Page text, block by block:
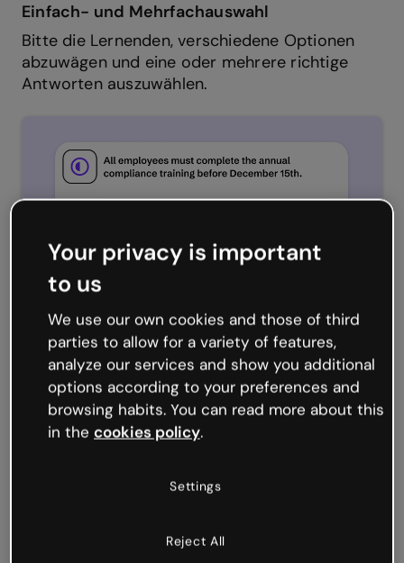
Einfach- und Mehrfachauswahl
Bitte die Lernenden, verschiedene Optionen
abzuwägen und eine oder mehrere richtige
Antworten auszuwählen.
Richtig oder Falsch
Halte es einfach und schnell mit dichotomen
Fragen wie Richtig/Falsch, Ja/Nein oder
Zustimmung/Ablehnung.
Your privacy is important
to us
We use our own cookies and those of third
parties to allow for a variety of features,
analyze our services and show you additional
options according to your preferences and
browsing habits. You can read more about this
in the cookies policy.
Settings
Reject All